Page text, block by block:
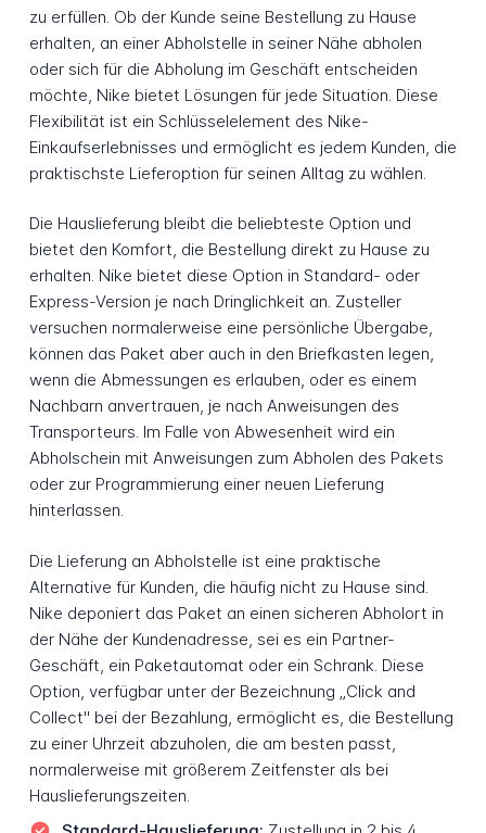
zu erfüllen. Ob der Kunde seine Bestellung zu Hause
erhalten, an einer Abholstelle in seiner Nähe abholen
oder sich für die Abholung im Geschäft entscheiden
möchte, Nike bietet Lösungen für jede Situation. Diese
Flexibilität ist ein Schlüsselelement des Nike-
Einkaufserlebnisses und ermöglicht es jedem Kunden, die
praktischste Lieferoption für seinen Alltag zu wählen.
Die Hauslieferung bleibt die beliebteste Option und
bietet den Komfort, die Bestellung direkt zu Hause zu
erhalten. Nike bietet diese Option in Standard- oder
Express-Version je nach Dringlichkeit an. Zusteller
versuchen normalerweise eine persönliche Übergabe,
können das Paket aber auch in den Briefkasten legen,
wenn die Abmessungen es erlauben, oder es einem
Nachbarn anvertrauen, je nach Anweisungen des
Transporteurs. Im Falle von Abwesenheit wird ein
Abholschein mit Anweisungen zum Abholen des Pakets
oder zur Programmierung einer neuen Lieferung
hinterlassen.
Die Lieferung an Abholstelle ist eine praktische
Alternative für Kunden, die häufig nicht zu Hause sind.
Nike deponiert das Paket an einen sicheren Abholort in
der Nähe der Kundenadresse, sei es ein Partner-
Geschäft, ein Paketautomat oder ein Schrank. Diese
Option, verfügbar unter der Bezeichnung „Click and
Collect" bei der Bezahlung, ermöglicht es, die Bestellung
zu einer Uhrzeit abzuholen, die am besten passt,
normalerweise mit größerem Zeitfenster als bei
Hauslieferungszeiten.